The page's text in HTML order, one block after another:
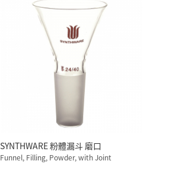
SYNTHWARE 粉體漏斗 磨口
Funnel, Filling, Powder, with Joint